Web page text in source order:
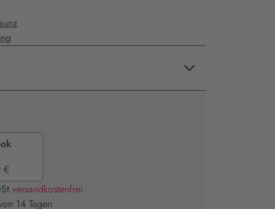
€
versandkostenfrei
14 Tagen